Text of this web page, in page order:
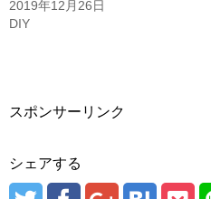
2019年12月26日
DIY
スポンサーリンク
シェアする